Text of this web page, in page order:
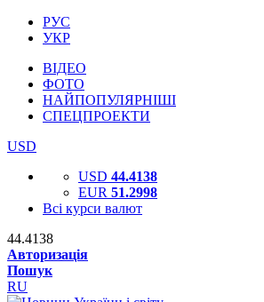
РУС
УКР
ВІДЕО
ФОТО
НАЙПОПУЛЯРНІШІ
СПЕЦПРОЕКТИ
USD
USD 44.4138
EUR 51.2998
Всі курси валют
44.4138
Авторизація
Пошук
RU